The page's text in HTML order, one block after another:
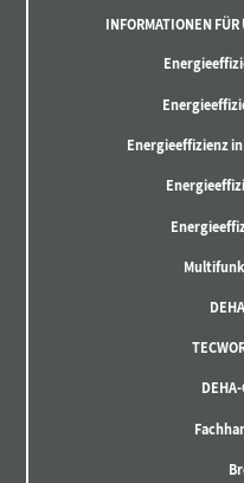
INFORMATIONEN
Energieeffizienz